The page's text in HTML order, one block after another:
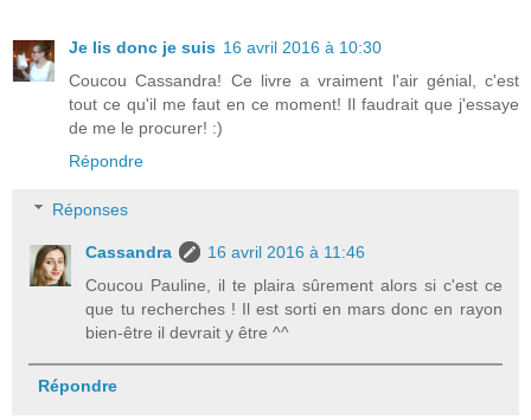
Je lis donc je suis 16 avril 2016 à 10:30
Coucou Cassandra! Ce livre a vraiment l'air génial, c'est
tout ce qu'il me faut en ce moment! Il faudrait que j'essaye
de me le procurer! :)
Répondre
Réponses
Cassandra
16 avril 2016 à 11:46
Coucou Pauline, il te plaira sûrement alors si c'est ce
que tu recherches ! Il est sorti en mars donc en rayon
bien-être il devrait y être ^^
Répondre